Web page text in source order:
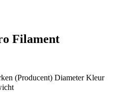
Filament
(Producent) Diameter Kleur